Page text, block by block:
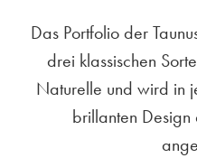
Das Portfolio der
drei klassischen
Naturelle und wird in
brillanten Design